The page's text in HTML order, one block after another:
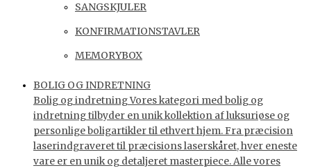
SANGSKJULER
KONFIRMATIONSTAVLER
MEMORYBOX
BOLIG OG INDRETNING
Bolig og indretning Vores kategori med bolig og
indretning tilbyder en unik kollektion af luksuriøse og
personlige boligartikler til ethvert hjem. Fra præcision
laserindgraveret til præcisions laserskåret, hver eneste
vare er en unik og detaljeret masterpiece. Alle vores